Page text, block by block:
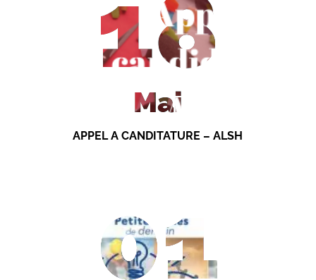
APPEL A CANDITATURE – ALSH
18
Mai
01